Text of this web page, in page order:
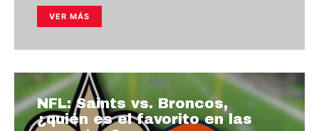
VER MÁS
NFL: Saints vs. Broncos,
¿quién es el favorito en las